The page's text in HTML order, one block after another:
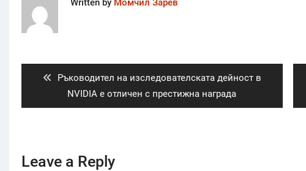
Previous
post:
Ръководител на изследователската дейност в
NVIDIA е отличен с престижна награда
Leave a Reply